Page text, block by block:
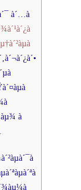
à´…à
à
.